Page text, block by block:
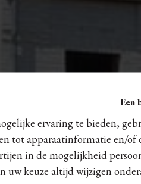
Een
ervaring te bieden,
tot apparaatinformatie en/of
in de mogelijkheid
uw keuze altijd wijzigen